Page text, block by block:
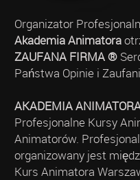
Organizator
Akademia Animatora
ZAUFANA FIRMA ®
Państwa Opinie i
AKADEMIA
Profesjonalne Kursy
Animatorów.
organizowany jest
Kurs Animatora